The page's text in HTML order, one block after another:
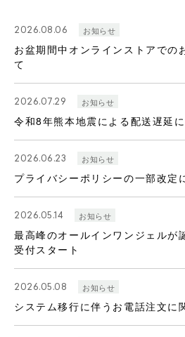
2026.08.06 お知らせ
お盆期間中オンラインストアでの
て
2026.07.29 お知らせ
令和8年熊本地震による配送遅延
2026.06.23 お知らせ
プライバシーポリシーの一部改定
2026.05.14 お知らせ
最高峰のオールインワンジェルが
受付スタート
2026.05.08 お知らせ
システム移行に伴うお電話注文に